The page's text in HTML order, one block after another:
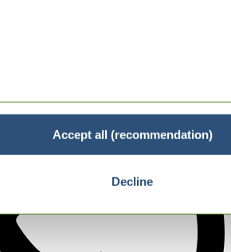
Accept all (recommendation)
Decline